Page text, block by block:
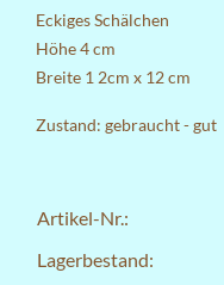
Eckiges Schälchen
Höhe 4 cm
Breite 1 2cm x 12 cm
Zustand: gebraucht - gut
Artikel-Nr.:
Lagerbestand: